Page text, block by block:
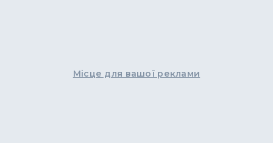
Місце для вашої реклами